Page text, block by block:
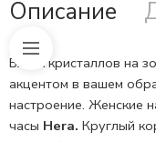
Описание
Блеск кристаллов на
акцентом в вашем
настроение. Женские
часы Hera. Круглый